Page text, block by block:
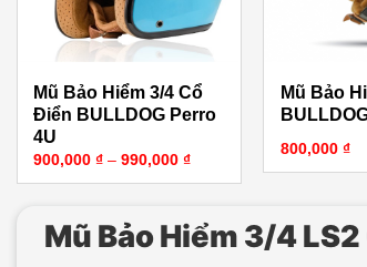
Mũ Bảo Hiểm 3/4 Cổ
Điển BULLDOG Perro
4U
900,000₫ – 990,000₫Khoảng giá: từ 900,000 ₫
Mũ Bảo
800,000 ₫
Mũ Bảo Hiểm 3/4